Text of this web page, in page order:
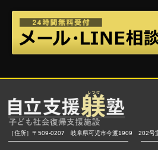
［住所］〒509-0207 岐阜県可児市今渡1909 202号